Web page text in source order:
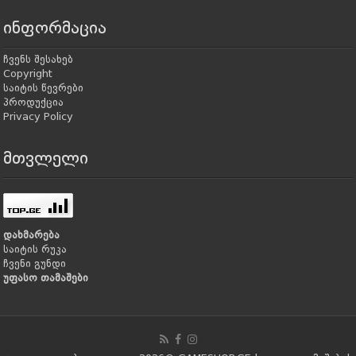
ინფორმაცია
ჩვენს შესახებ
Copyright
საიტის წევრები
პროდუქცია
Privacy Policy
მთვლელი
დახმარება
საიტის რუკა
ჩვენი გუნდი
უფასო თამაშები